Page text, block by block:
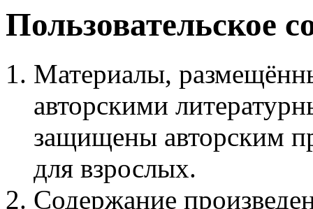
Пользовательское
Материалы,
авторскими
защищены авторским
для взрослых.
Содержание